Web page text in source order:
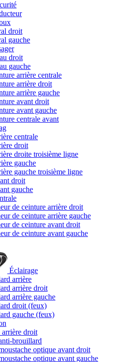
droit
gauche
droit
gauche
arrière centrale
arrière droit
arrière gauche
avant droit
avant gauche
centrale avant
centrale
droit
droite troisième ligne
gauche
gauche troisième ligne
droit
gauche
de ceinture arrière droit
de ceinture arrière gauche
de ceinture avant droit
de ceinture avant gauche
Éclairage
arrière
arrière droit
arrière gauche
droit (feux)
gauche (feux)
arrière droit
brouillard
optique avant droit
optique avant gauche